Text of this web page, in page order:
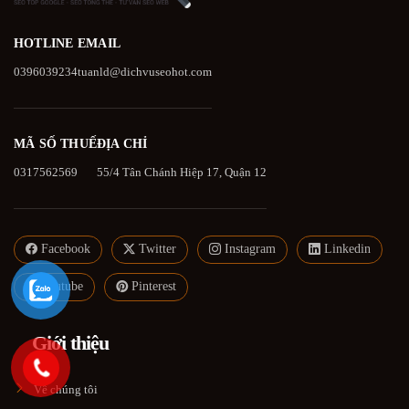
HOTLINE
0396039234
EMAIL
tuanld@dichvuseohot.com
MÃ SỐ THUẾ
0317562569
ĐỊA CHỈ
55/4 Tân Chánh Hiệp 17, Quận 12
Facebook Twitter Instagram Linkedin
Youtube Pinterest
Giới thiệu
Về chúng tôi